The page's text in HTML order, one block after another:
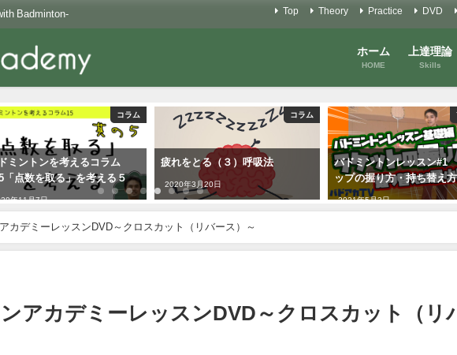
Badminton- Top Theory Practice DVD
ホーム
HOME
上達理論
Skills
コラム
をとる（３）呼吸法
年3月20日
Youtube
バドミントンレッスン#1 グリ
ップの握り方・持ち替え方
2021年5月3日
バドミントンアカデミー
Vol.6 in奈良
2021年9月29日
カデミーレッスンDVD～クロスカット（リバース）～
アカデミーレッスンDVD～クロスカット（リ